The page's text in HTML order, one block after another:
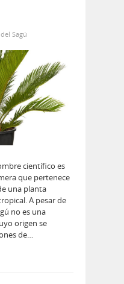
Sagú
científico es
que pertenece
una planta
A pesar de
no es una
origen se
de…